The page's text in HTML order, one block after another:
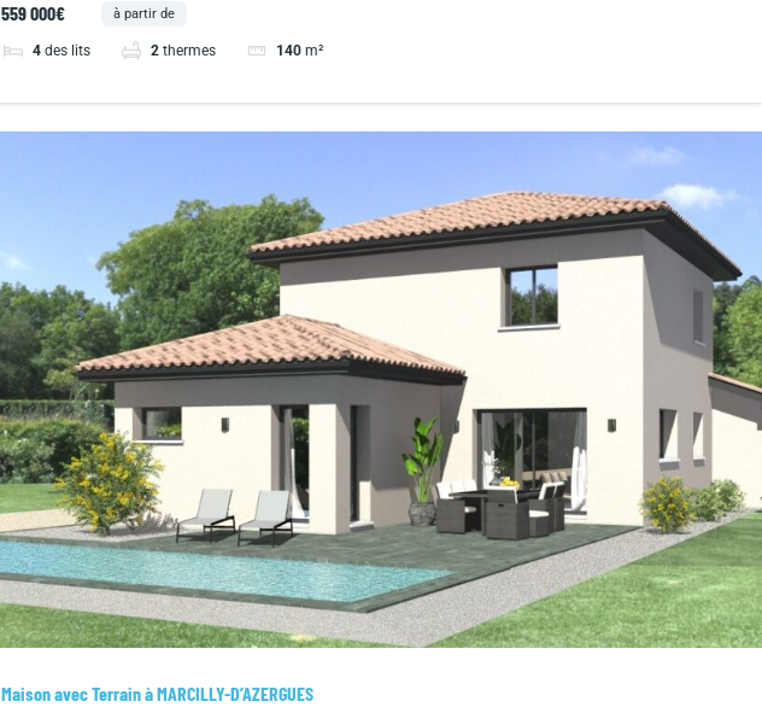
559 000€ à partir de
4 des lits 2 thermes 140 m²
Maison avec Terrain à MARCILLY-D’AZERGUES